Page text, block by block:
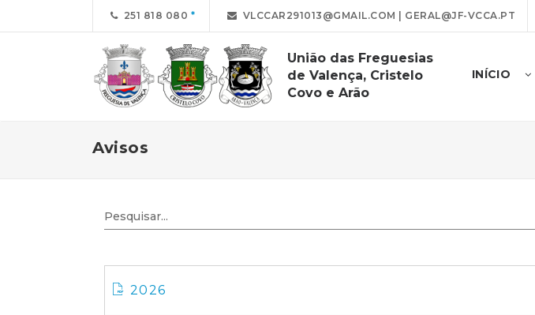
251 818 080 VLCCAR291013@GMAIL.COM | GERAL@JF-VCCA.PT
União das Freguesias
de Valença, Cristelo
Covo e Arão
INÍCIO
Avisos
2026